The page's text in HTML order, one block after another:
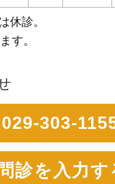
休診。
す。
303-
診を入力す